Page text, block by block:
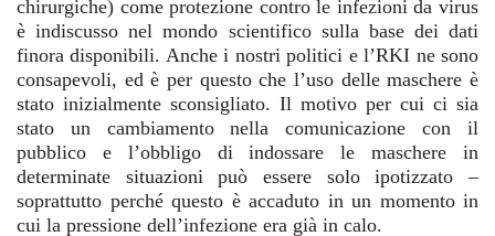
chirurgiche) come protezione contro le infezioni da virus
è indiscusso nel mondo scientifico sulla base dei dati
finora disponibili. Anche i nostri politici e l’RKI ne sono
consapevoli, ed è per questo che l’uso delle maschere è
stato inizialmente sconsigliato. Il motivo per cui ci sia
stato un cambiamento nella comunicazione con il
pubblico e l’obbligo di indossare le maschere in
determinate situazioni può essere solo ipotizzato –
soprattutto perché questo è accaduto in un momento in
cui la pressione dell’infezione era già in calo.